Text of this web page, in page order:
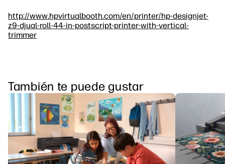
http://www.hpvirtualbooth.com/en/printer/hp-designjet-
z9-djual-roll-44-in-postscript-printer-with-vertical-
trimmer
También te puede gustar